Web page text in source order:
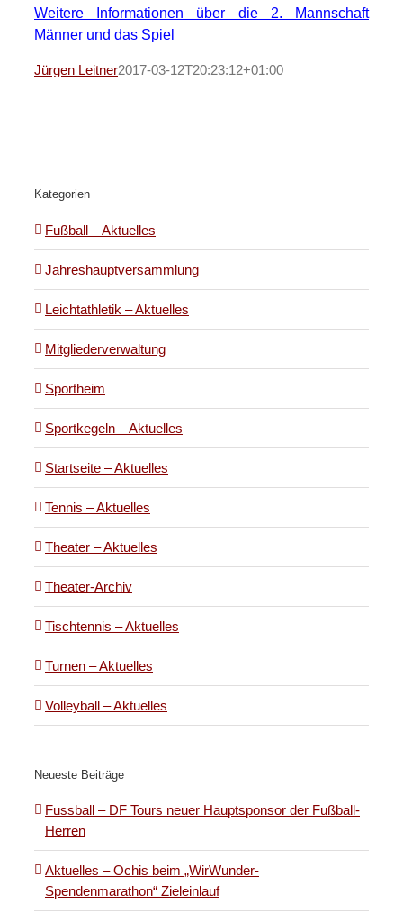
Weitere Informationen über die 2. Mannschaft
Männer und das Spiel
Jürgen Leitner2017-03-12T20:23:12+01:00
Kategorien
Fußball – Aktuelles
Jahreshauptversammlung
Leichtathletik – Aktuelles
Mitgliederverwaltung
Sportheim
Sportkegeln – Aktuelles
Startseite – Aktuelles
Tennis – Aktuelles
Theater – Aktuelles
Theater-Archiv
Tischtennis – Aktuelles
Turnen – Aktuelles
Volleyball – Aktuelles
Neueste Beiträge
Fussball – DF Tours neuer Hauptsponsor der Fußball-
Herren
Aktuelles – Ochis beim „WirWunder-
Spendenmarathon“ Zieleinlauf